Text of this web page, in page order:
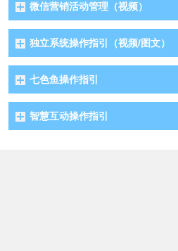
微信营销活动管理（视频）
独立系统操作指引（视频/图文）
七色鱼操作指引
智慧互动操作指引